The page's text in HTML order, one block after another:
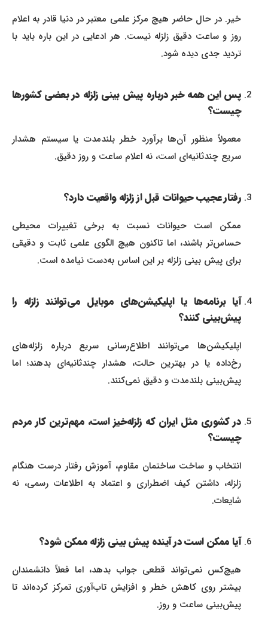
خیر. در حال حاضر هیچ مرکز علمی معتبر در دنیا قادر به اعلام
روز و ساعت دقیق زلزله نیست. هر ادعایی در این باره باید با
تردید جدی دیده شود.
پس این همه خبر درباره پیش‌ بینی زلزله در بعضی کشورها
چیست؟
معمولاً منظور آن‌ها برآورد خطر بلندمدت یا سیستم هشدار
سریع چندثانیه‌ای است، نه اعلام ساعت و روز دقیق.
رفتار عجیب حیوانات قبل از زلزله واقعیت دارد؟
ممکن است حیوانات نسبت به برخی تغییرات محیطی
حساس‌تر باشند، اما تاکنون هیچ الگوی علمی ثابت و دقیقی
برای پیش‌ بینی زلزله بر این اساس به‌دست نیامده است.
آیا برنامه‌ها یا اپلیکیشن‌های موبایل می‌توانند زلزله را
پیش‌بینی کنند؟
اپلیکیشن‌ها می‌توانند اطلاع‌رسانی سریع درباره زلزله‌های
رخ‌داده یا در بهترین حالت، هشدار چندثانیه‌ای بدهند؛ اما
پیش‌بینی بلندمدت و دقیق نمی‌کنند.
در کشوری مثل ایران که زلزله‌خیز است، مهم‌ترین کار مردم
چیست؟
انتخاب و ساخت ساختمان مقاوم، آموزش رفتار درست هنگام
زلزله، داشتن کیف اضطراری و اعتماد به اطلاعات رسمی، نه
شایعات.
آیا ممکن است در آینده پیش‌ بینی زلزله ممکن شود؟
هیچ‌کس نمی‌تواند قطعی جواب بدهد، اما فعلاً دانشمندان
بیشتر روی کاهش خطر و افزایش تاب‌آوری تمرکز کرده‌اند تا
پیش‌بینی ساعت و روز.